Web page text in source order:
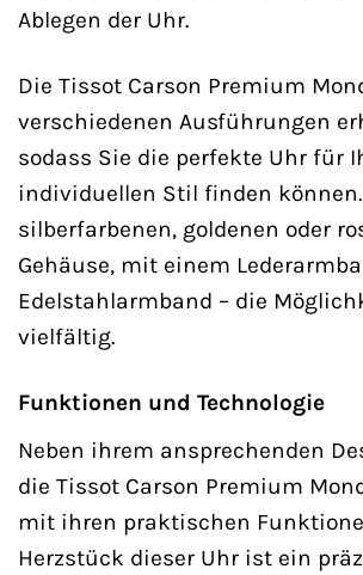
Ablegen der Uhr.
Die Tissot Carson Premium
verschiedenen Ausführungen
sodass Sie die perfekte Uhr für
individuellen Stil finden
silberfarbenen, goldenen oder
Gehäuse, mit einem
Edelstahlarmband – die
vielfältig.
Funktionen und Technologie
Neben ihrem ansprechenden
die Tissot Carson Premium
mit ihren praktischen
Herzstück dieser Uhr ist ein